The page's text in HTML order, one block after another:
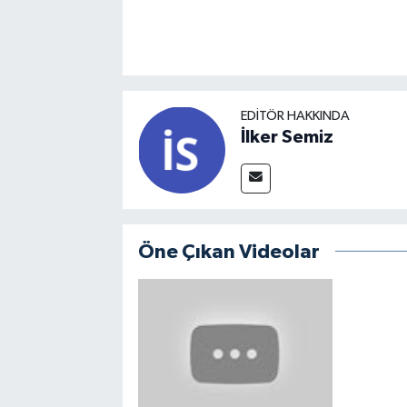
EDITÖR HAKKINDA
İlker Semiz
Öne Çıkan Videolar